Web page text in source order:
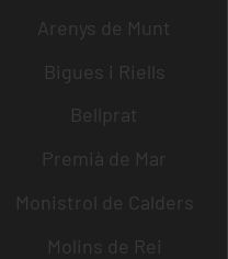
Arenys de Munt
Bigues i Riells
Bellprat
Premià de Mar
Monistrol de Calders
Molins de Rei